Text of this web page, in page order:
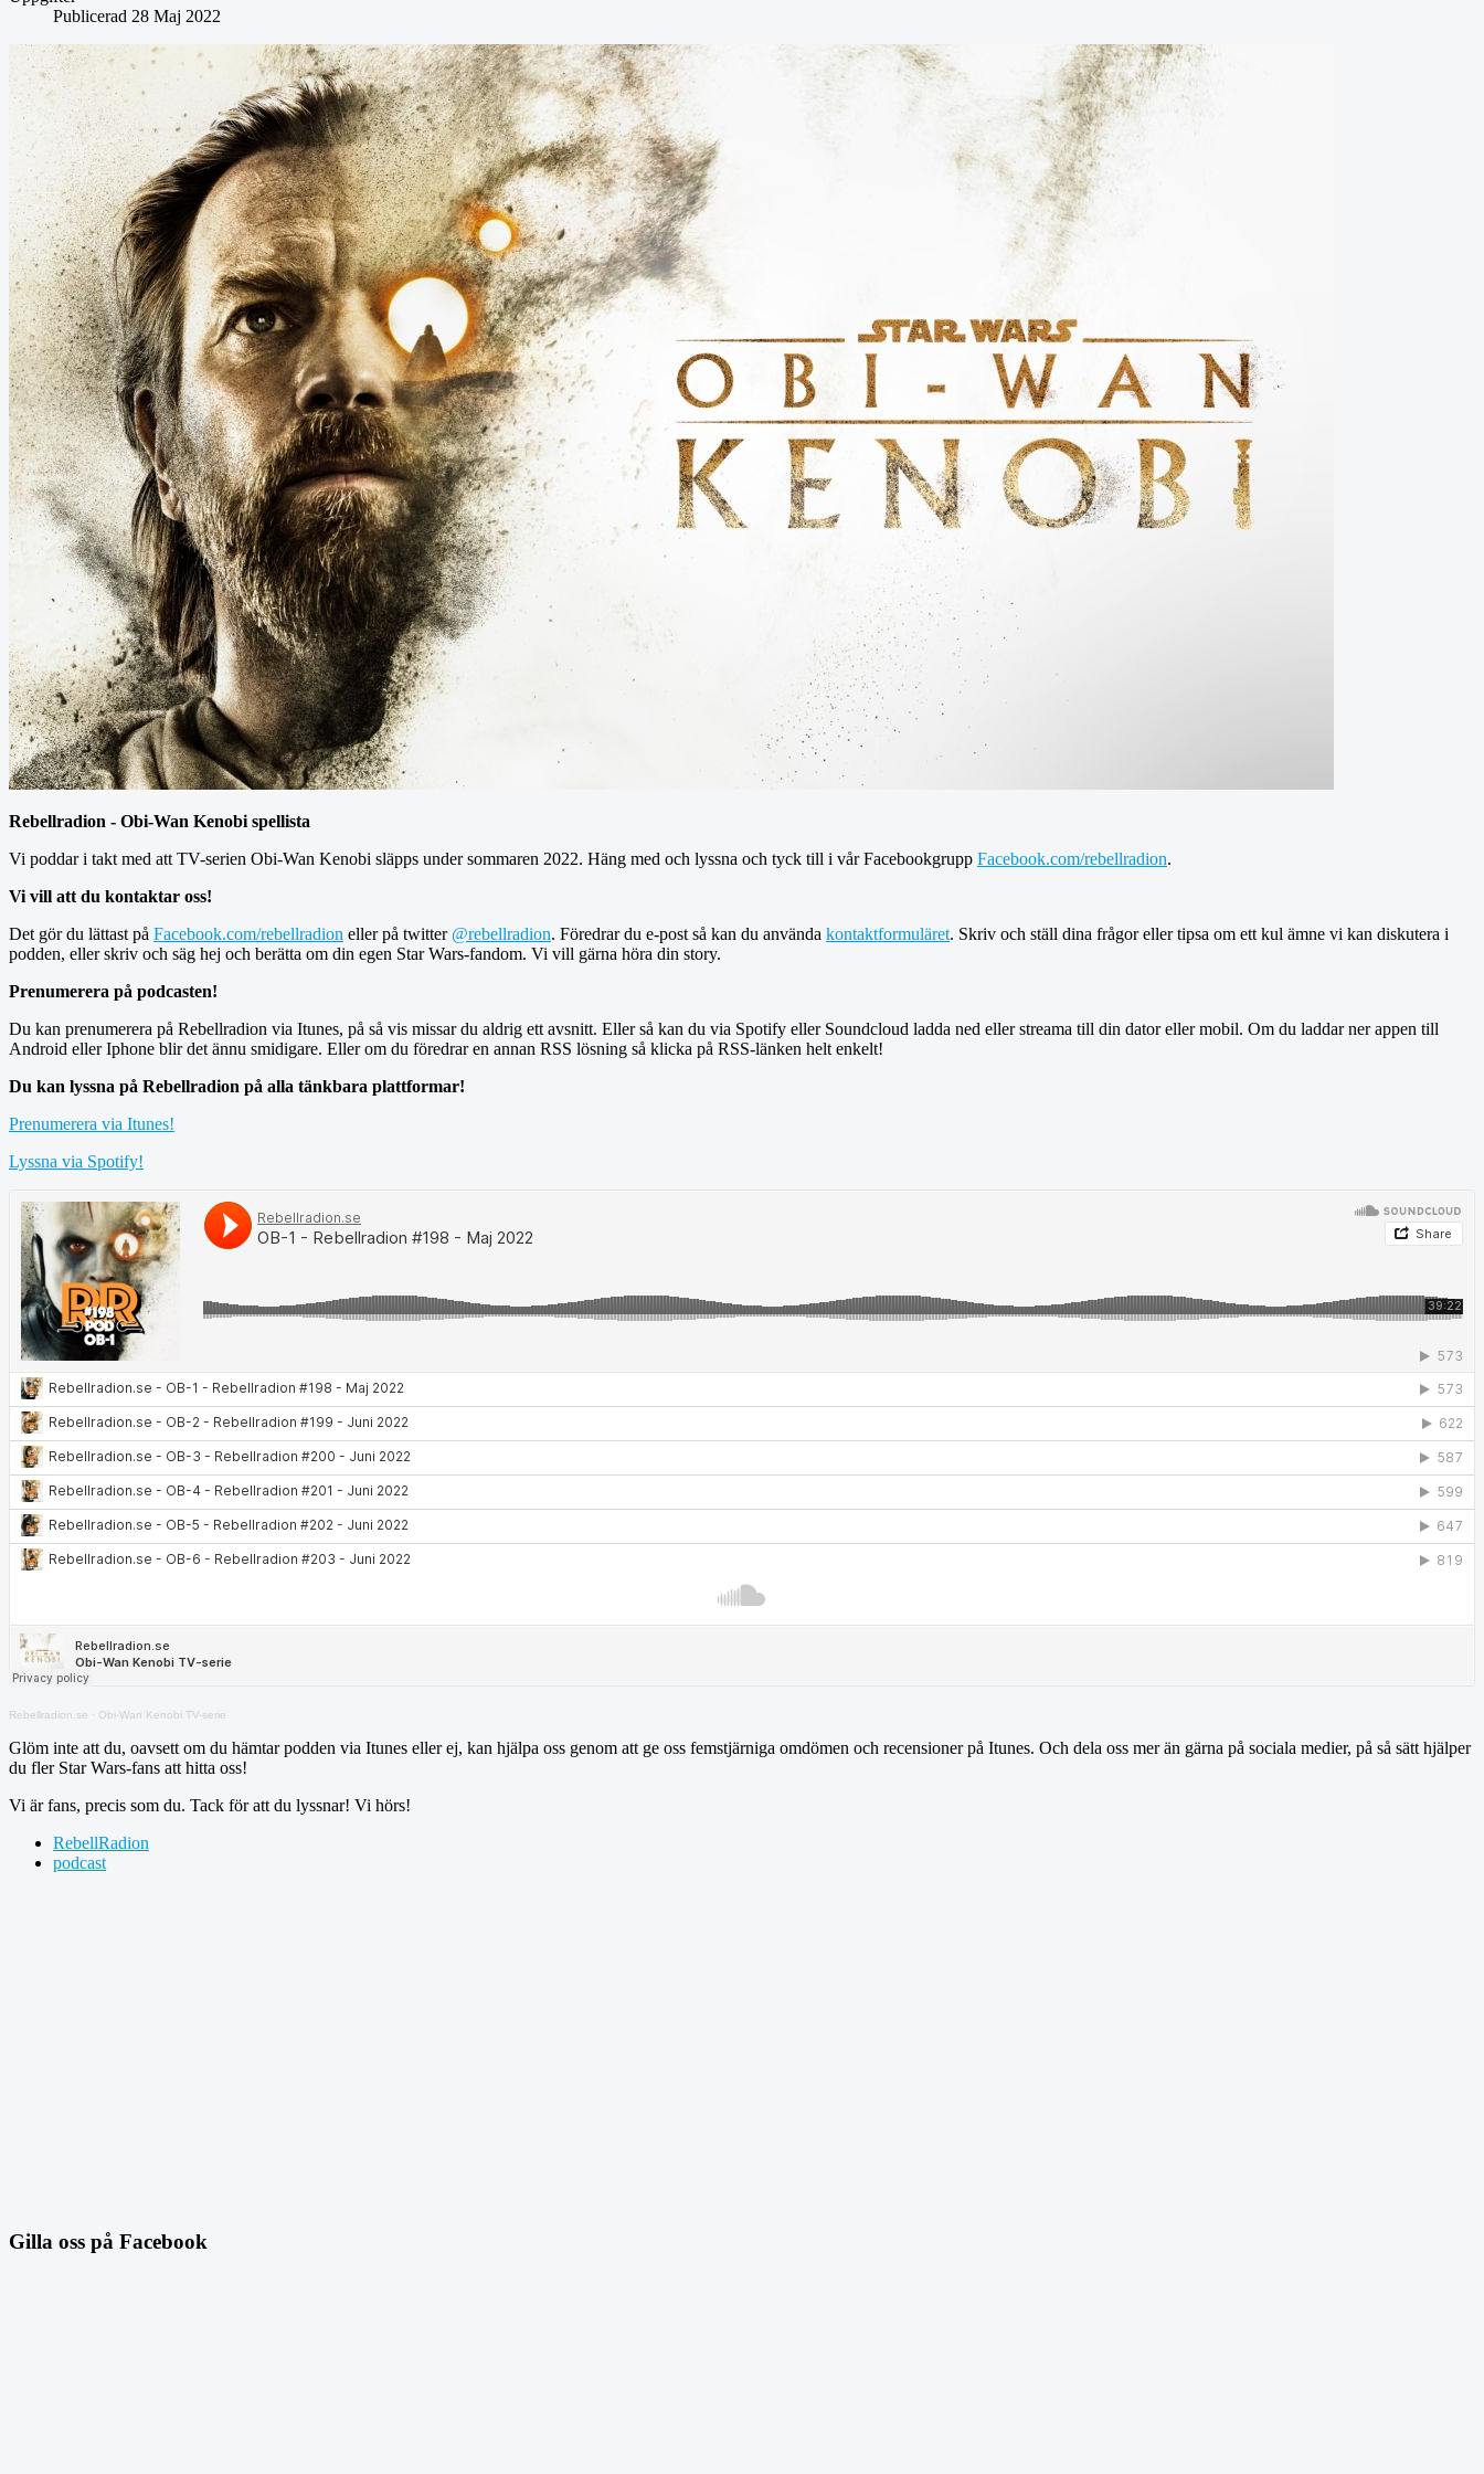
Publicerad 28 Maj 2022
Rebellradion - Obi-Wan Kenobi spellista
Vi poddar i takt med att TV-serien Obi-Wan Kenobi släpps under sommaren 2022. Häng med och lyssna och tyck till i vår Facebookgrupp Facebook.com/rebellradion.
Vi vill att du kontaktar oss!
Det gör du lättast på Facebook.com/rebellradion eller på twitter @rebellradion. Föredrar du e-post så kan du använda kontaktformuläret. Skriv och ställ dina frågor eller tipsa om ett kul ämne vi kan diskutera i
podden, eller skriv och säg hej och berätta om din egen Star Wars-fandom. Vi vill gärna höra din story.
Prenumerera på podcasten!
Du kan prenumerera på Rebellradion via Itunes, på så vis missar du aldrig ett avsnitt. Eller så kan du via Spotify eller Soundcloud ladda ned eller streama till din dator eller mobil. Om du laddar ner appen till
Android eller Iphone blir det ännu smidigare. Eller om du föredrar en annan RSS lösning så klicka på RSS-länken helt enkelt!
Du kan lyssna på Rebellradion på alla tänkbara plattformar!
Prenumerera via Itunes!
Lyssna via Spotify!
Rebellradion.se · Obi-Wan Kenobi TV-serie
Glöm inte att du, oavsett om du hämtar podden via Itunes eller ej, kan hjälpa oss genom att ge oss femstjärniga omdömen och recensioner på Itunes. Och dela oss mer än gärna på sociala medier, på så sätt hjälper
du fler Star Wars-fans att hitta oss!
Vi är fans, precis som du. Tack för att du lyssnar! Vi hörs!
RebellRadion
podcast
Gilla oss på Facebook